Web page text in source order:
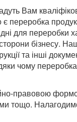
Вам
переробка
для переробки
бізнесу.
та інші
чому
правовою
тощо.